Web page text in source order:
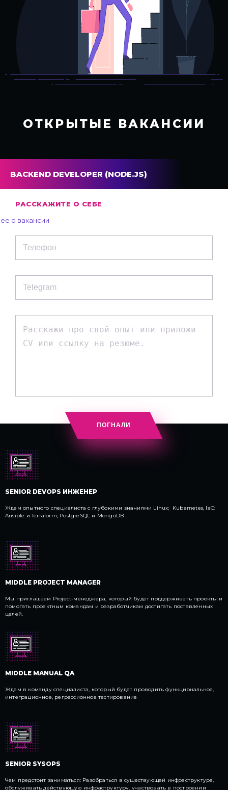
ОТКРЫТЫЕ ВАКАНСИИ
BACKEND DEVELOPER (NODE.JS)
РАССКАЖИТЕ О СЕБЕ
о вакансии
ПОГНАЛИ
SENIOR DEVOPS ИНЖЕНЕР
Ждем опытного специалиста с глубокими знаниями Linux; Kubernetes, IaC:
Ansible и Terraform; PostgreSQL и MongoDB
MIDDLE PROJECT MANAGER
Мы приглашаем Project-менеджера, который будет поддерживать проекты и
помогать проектным командам и разработчикам достигать поставленных
целей.
MIDDLE MANUAL QA
Ждем в команду специалиста, который будет проводить функциональное,
интеграционное, регрессионное тестирование
SENIOR SYSOPS
Чем предстоит заниматься: Разобраться в существующей инфраструктуре,
обслуживать действующую инфраструктуру, участвовать в построении